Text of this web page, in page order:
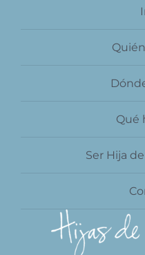
Qué
Ser Hija